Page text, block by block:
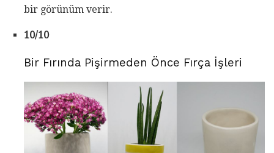
bir görünüm verir.
10/10
Bir Fırında Pişirmeden Önce Fırça İşleri